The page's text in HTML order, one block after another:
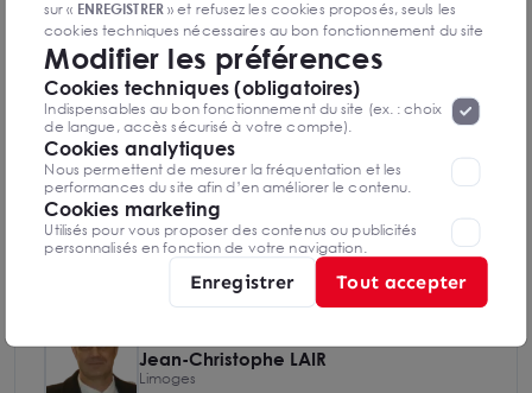
Diagnostics DPE en cours de réalisation
Indice d'émission de gaz à effet de serre
Diagnostics GES en cours de réalisation
Jean-Christophe LAIR
Limoges
sur « ENREGISTRER» et refusez les cookies proposés, seuls les
cookies techniques nécessaires au bon fonctionnement du site
seront déposés. Pour plus d’informations, vous pouvez consulter
«Protection des données à caractère
personnel ».Lorsque vous naviguez sur notre site internet, il
peut être amenée à déposer des cookies. Vous avez la
possibilité de désactiver les cookies, ces réglages ne seront
valables que sur le navigateur que vous utilisez actuellement
Modifier les préférences
Cookies techniques (obligatoires)
Indispensables au bon fonctionnement du site (ex. : choix
de langue, accès sécurisé à votre compte).
Cookies analytiques
Nous permettent de mesurer la fréquentation et les
performances du site afin d’en améliorer le contenu.
Cookies marketing
Utilisés pour vous proposer des contenus ou publicités
personnalisés en fonction de votre navigation.
Enregistrer Tout accepter